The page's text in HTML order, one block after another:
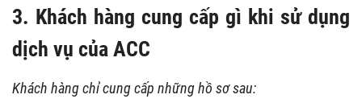
3. Khách hàng cung cấp gì khi sử dụng
dịch vụ của ACC
Khách hàng chỉ cung cấp những hồ sơ sau: